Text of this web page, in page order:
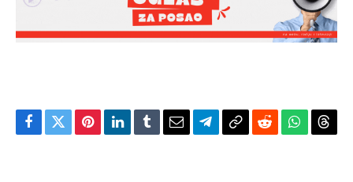
Facebook
TwitterPinterestLinkedIn
TumblrEmailTelegram
CopyReddit